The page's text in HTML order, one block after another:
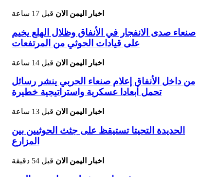
اخبار اليمن الان قبل 17 ساعة
صنعاء صدى الانفجار في الأنفاق وظلال الهلع يخيم
على قيادات الحوثي من المرتفعات
اخبار اليمن الان قبل 14 ساعة
من داخل الأنفاق إعلام صنعاء الحربي ينشر رسائل
تحمل أبعادا عسكرية واستراتيجية خطيرة
اخبار اليمن الان قبل 13 ساعة
الحديدة التحيتا تستيقظ على جثث الحوثيين بين
المزارع
اخبار اليمن الان قبل 54 دقيقة